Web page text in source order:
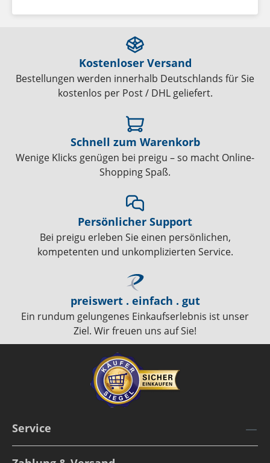
Kostenloser Versand
Bestellungen werden innerhalb Deutschlands für Sie
kostenlos per Post / DHL geliefert.
Schnell zum Warenkorb
Wenige Klicks genügen bei preigu – so macht Online-
Shopping Spaß.
Persönlicher Support
Bei preigu erleben Sie einen persönlichen,
kompetenten und unkomplizierten Service.
preiswert . einfach . gut
Ein rundum gelungenes Einkaufserlebnis ist unser
Ziel. Wir freuen uns auf Sie!
Service